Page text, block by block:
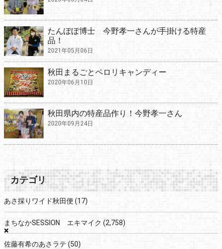
×
たんぽぽ博士 今野孝一さんが手掛ける特産
品！
2021年05月06日
秋田まるごとペロリキャンディー
2020年06月10日
秋田県内の特産品作り！今野孝一さん
2020年09月24日
カテゴリ
あさ採りワイド秋田便 (17)
まちなかSESSION エキマイク (2,758)
佐藤有希のあさラテ (50)